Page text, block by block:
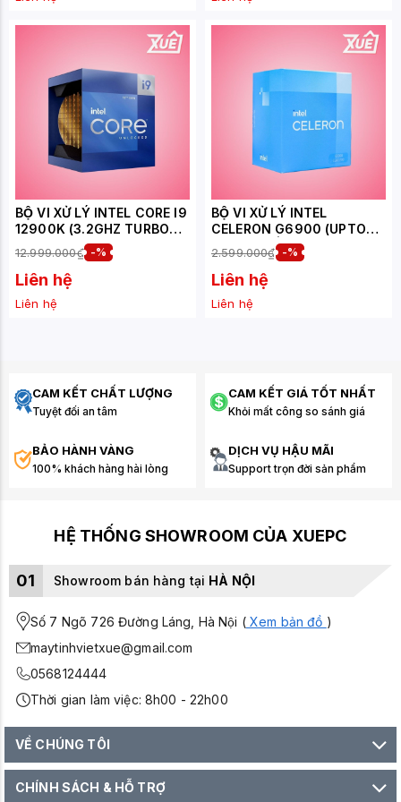
BỘ VI XỬ LÝ INTEL CORE I9
12900K (3.2GHZ TURBO
UP TO 5.2GHZ, 16 NHÂN
24 LUỒNG, 30MB CACHE,
125W) - SOCKET
LGA1700/ALDER LAKE)
12.999.000₫ -%
Liên hệ
Liên hệ
BỘ VI XỬ LÝ INTEL
CELERON G6900 (UPTO
3.40 GHZ | 2 NHÂN 2
LUỒNG | FCLGA1700 |
4MB)
2.599.000₫ -%
Liên hệ
Liên hệ
CAM KẾT CHẤT LƯỢNG
Tuyệt đối an tâm
CAM KẾT GIÁ TỐT NHẤT
Khỏi mất công so sánh giá
BẢO HÀNH VÀNG
100% khách hàng hài lòng
DỊCH VỤ HẬU MÃI
Support trọn đời sản phẩm
HỆ THỐNG SHOWROOM CỦA XUEPC
01 Showroom bán hàng tại HÀ NỘI
Số 7 Ngõ 726 Đường Láng, Hà Nội (Xem bản đồ )
maytinhvietxue@gmail.com
0568124444
Thời gian làm việc: 8h00 - 22h00
VỀ CHÚNG TÔI
CHÍNH SÁCH & HỖ TRỢ